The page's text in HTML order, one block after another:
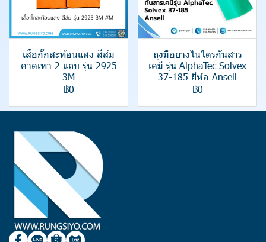
เสื้อกั๊กสะท้อนแสง สีส้ม
คาดเทา 2 แถบ รุ่น 2925
3M
฿0
ถุงมือยางไนไตรกันสาร
เคมี รุ่น AlphaTec Solvex
37-185 ยี่ห้อ Ansell
฿0